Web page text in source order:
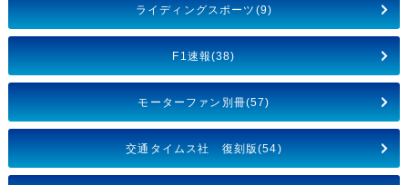
ライディングスポーツ(9)
F1速報(38)
モーターファン別冊(57)
交通タイムス社 復刻版(54)